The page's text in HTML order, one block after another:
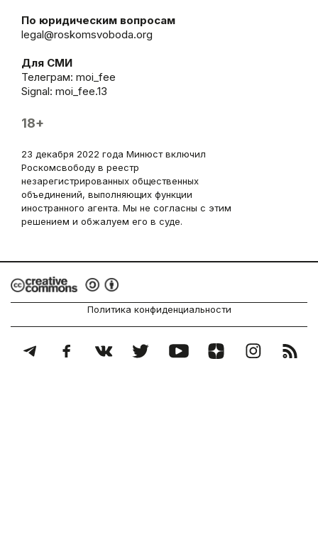
По юридическим вопросам
legal@roskomsvoboda.org
Для СМИ
Телеграм: moi_fee
Signal: moi_fee.13
18+
23 декабря 2022 года Минюст включил
Роскомсвободу в реестр
незарегистрированных общественных
объединений, выполняющих функции
иностранного агента. Мы не согласны с этим
решением и обжалуем его в суде.
Политика конфиденциальности